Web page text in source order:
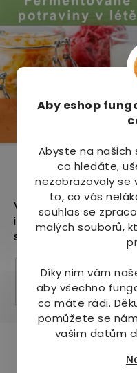
Aby eshop
Abyste na našich
co hledáte,
nezobrazovaly se
to, co vás
souhlas se
malých souborů,
Díky nim vám
aby všechno
co máte rádi.
pomůžete se
vašim datům
Vložte svůj e-mail a
informace o nových
shopu.
Potřebujete s